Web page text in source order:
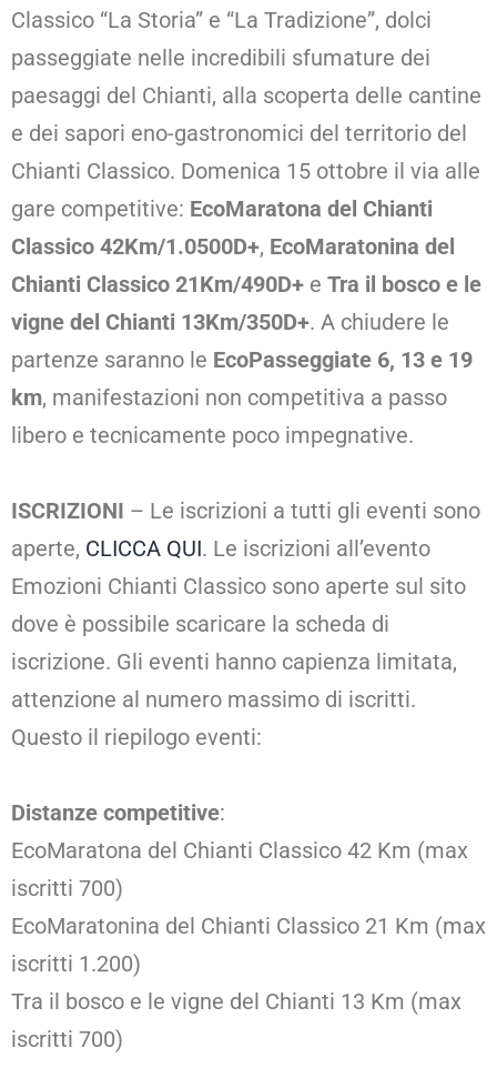
Classico “La Storia” e “La Tradizione”, dolci
passeggiate nelle incredibili sfumature dei
paesaggi del Chianti, alla scoperta delle cantine
e dei sapori eno-gastronomici del territorio del
Chianti Classico. Domenica 15 ottobre il via alle
gare competitive: EcoMaratona del Chianti
Classico 42Km/1.0500D+, EcoMaratonina del
Chianti Classico 21Km/490D+ e Tra il bosco e le
vigne del Chianti 13Km/350D+. A chiudere le
partenze saranno le EcoPasseggiate 6, 13 e 19
km, manifestazioni non competitiva a passo
libero e tecnicamente poco impegnative.
ISCRIZIONI – Le iscrizioni a tutti gli eventi sono
aperte, CLICCA QUI. Le iscrizioni all’evento
Emozioni Chianti Classico sono aperte sul sito
dove è possibile scaricare la scheda di
iscrizione. Gli eventi hanno capienza limitata,
attenzione al numero massimo di iscritti.
Questo il riepilogo eventi:
Distanze competitive:
EcoMaratona del Chianti Classico 42 Km (max
iscritti 700)
EcoMaratonina del Chianti Classico 21 Km (max
iscritti 1.200)
Tra il bosco e le vigne del Chianti 13 Km (max
iscritti 700)